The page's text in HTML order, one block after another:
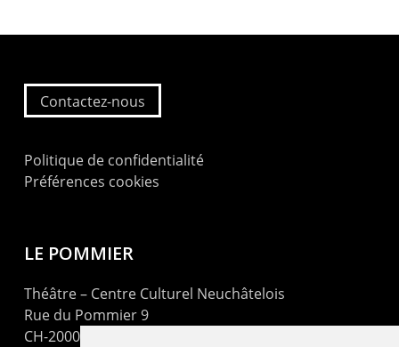
Contactez-nous
Politique de confidentialité
Préférences cookies
LE POMMIER
Théâtre – Centre Culturel Neuchâtelois
Rue du Pommier 9
CH-2000 Neuchâtel